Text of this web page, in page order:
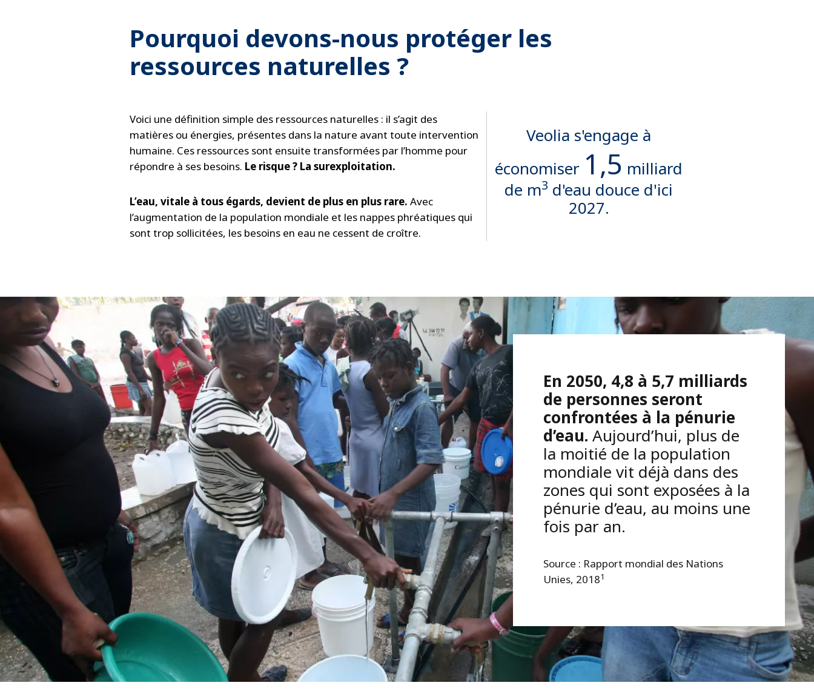
Pourquoi devons-nous protéger les
ressources naturelles ?
Voici une définition simple des ressources naturelles : il s’agit des
matières ou énergies, présentes dans la nature avant toute intervention
humaine. Ces ressources sont ensuite transformées par l’homme pour
répondre à ses besoins. Le risque ? La surexploitation.
L’eau, vitale à tous égards, devient de plus en plus rare. Avec
l’augmentation de la population mondiale et les nappes phréatiques qui
sont trop sollicitées, les besoins en eau ne cessent de croître.
Veolia s'engage à
économiser 1,5 milliard
de m3 d'eau douce d'ici
2027.
En 2050, 4,8 à 5,7 milliards
de personnes seront
confrontées à la pénurie
d’eau. Aujourd’hui, plus de
la moitié de la population
mondiale vit déjà dans des
zones qui sont exposées à la
pénurie d’eau, au moins une
fois par an.
Source : Rapport mondial des Nations
Unies, 20181